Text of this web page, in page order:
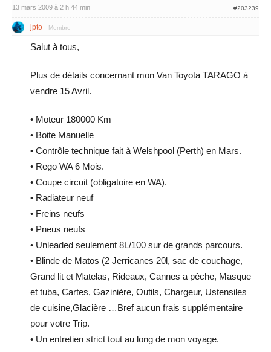
13 mars 2009 à 2 h 44 min #203239
jpto Membre
Salut à tous,
Plus de détails concernant mon Van Toyota TARAGO à
vendre 15 Avril.
• Moteur 180000 Km
• Boite Manuelle
• Contrôle technique fait à Welshpool (Perth) en Mars.
• Rego WA 6 Mois.
• Coupe circuit (obligatoire en WA).
• Radiateur neuf
• Freins neufs
• Pneus neufs
• Unleaded seulement 8L/100 sur de grands parcours.
• Blinde de Matos (2 Jerricanes 20l, sac de couchage,
Grand lit et Matelas, Rideaux, Cannes a pêche, Masque
et tuba, Cartes, Gazinière, Outils, Chargeur, Ustensiles
de cuisine,Glacière …Bref aucun frais supplémentaire
pour votre Trip.
• Un entretien strict tout au long de mon voyage.